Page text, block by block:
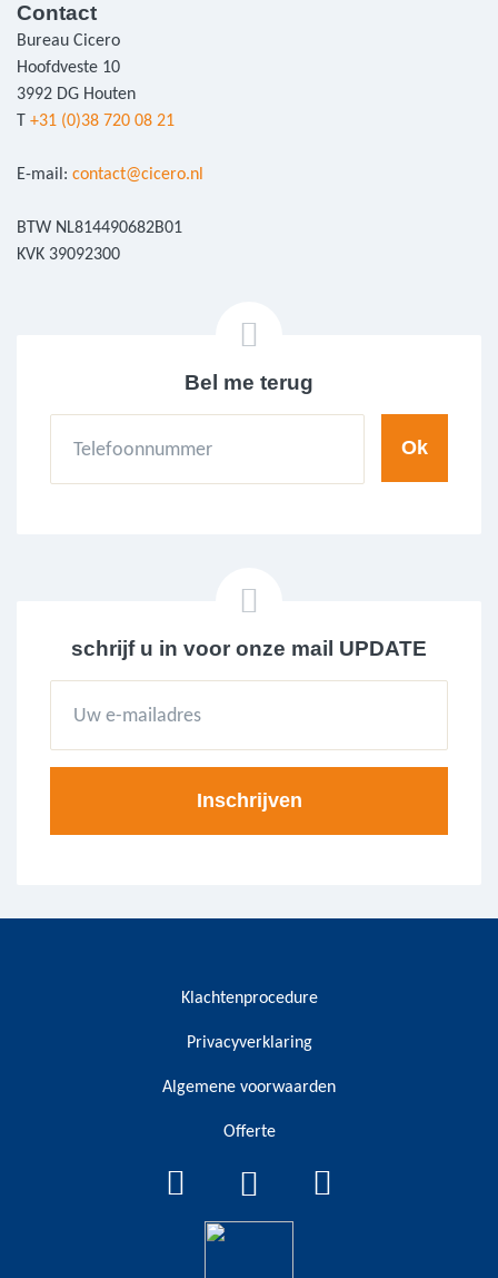
Contact
Bureau Cicero
Hoofdveste 10
3992 DG Houten
+31 (0)38 720 08 21
E-mail: contact@cicero.nl
BTW NL814490682B01
KVK 39092300
Bel me terug
schrijf u in voor onze mail UPDATE
Klachtenprocedure
Privacyverklaring
Algemene voorwaarden
Offerte